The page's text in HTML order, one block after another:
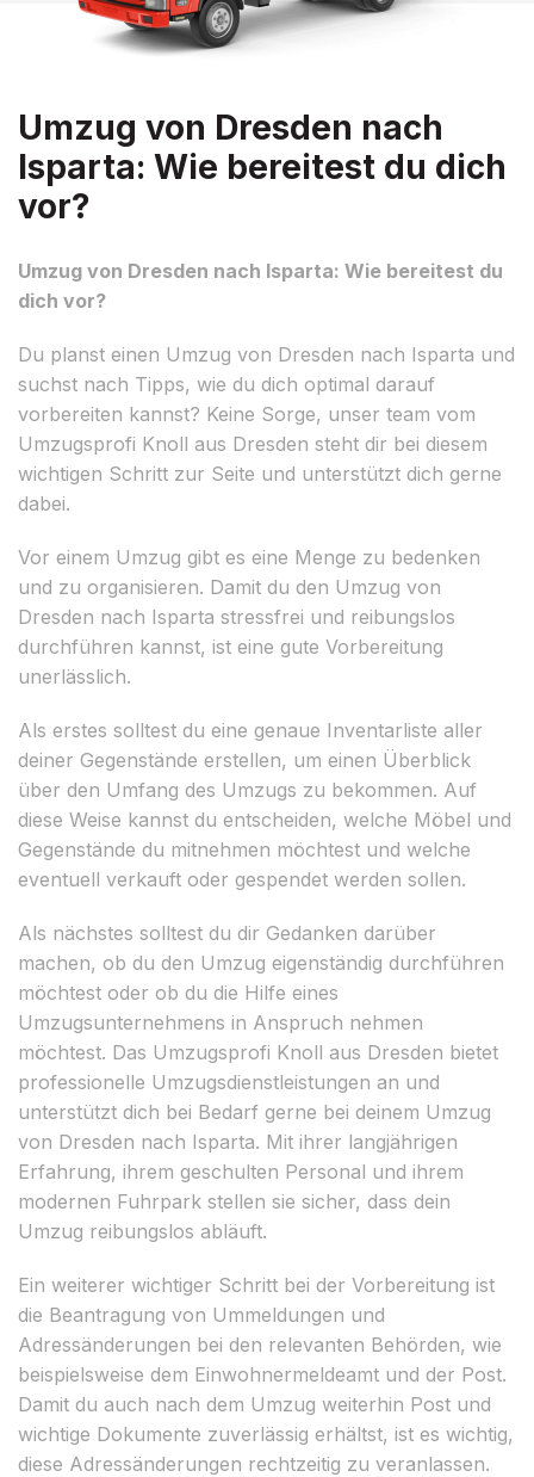
Umzug von Dresden nach
Isparta: Wie bereitest du dich
vor?
Umzug von Dresden nach Isparta: Wie bereitest du
dich vor?
Du planst einen Umzug von Dresden nach Isparta und
suchst nach Tipps, wie du dich optimal darauf
vorbereiten kannst? Keine Sorge, unser team vom
Umzugsprofi Knoll aus Dresden steht dir bei diesem
wichtigen Schritt zur Seite und unterstützt dich gerne
dabei.
Vor einem Umzug gibt es eine Menge zu bedenken
und zu organisieren. Damit du den Umzug von
Dresden nach Isparta stressfrei und reibungslos
durchführen kannst, ist eine gute Vorbereitung
unerlässlich.
Als erstes solltest du eine genaue Inventarliste aller
deiner Gegenstände erstellen, um einen Überblick
über den Umfang des Umzugs zu bekommen. Auf
diese Weise kannst du entscheiden, welche Möbel und
Gegenstände du mitnehmen möchtest und welche
eventuell verkauft oder gespendet werden sollen.
Als nächstes solltest du dir Gedanken darüber
machen, ob du den Umzug eigenständig durchführen
möchtest oder ob du die Hilfe eines
Umzugsunternehmens in Anspruch nehmen
möchtest. Das Umzugsprofi Knoll aus Dresden bietet
professionelle Umzugsdienstleistungen an und
unterstützt dich bei Bedarf gerne bei deinem Umzug
von Dresden nach Isparta. Mit ihrer langjährigen
Erfahrung, ihrem geschulten Personal und ihrem
modernen Fuhrpark stellen sie sicher, dass dein
Umzug reibungslos abläuft.
Ein weiterer wichtiger Schritt bei der Vorbereitung ist
die Beantragung von Ummeldungen und
Adressänderungen bei den relevanten Behörden, wie
beispielsweise dem Einwohnermeldeamt und der Post.
Damit du auch nach dem Umzug weiterhin Post und
wichtige Dokumente zuverlässig erhältst, ist es wichtig,
diese Adressänderungen rechtzeitig zu veranlassen.